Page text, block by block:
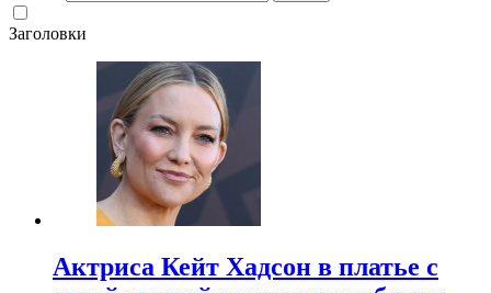
Заголовки
Актриса Кейт Хадсон в платье с